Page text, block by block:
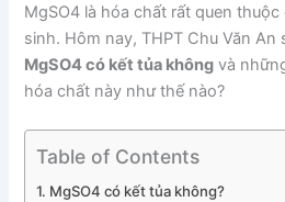
MgSO4 là hóa chất rất quen
sinh. Hôm nay, THPT Chu Văn
MgSO4 có kết tủa không và
hóa chất này như thế nào?
Table of Contents
MgSO4 có kết tủa không?